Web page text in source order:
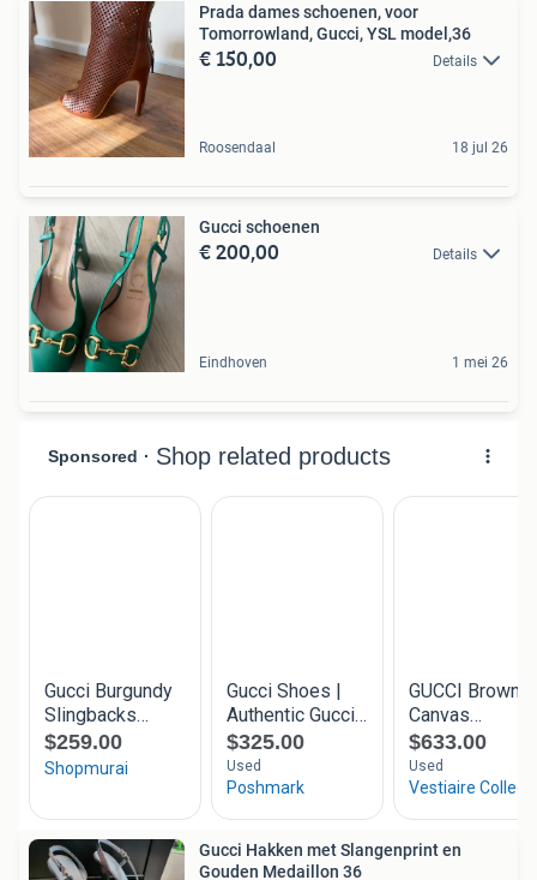
Prada dames schoenen, voor
Tomorrowland, Gucci, YSL model,36
€ 150,00 Details
Roosendaal 18 jul 26
Gucci schoenen
€ 200,00 Details
Eindhoven 1 mei 26
Gucci Hakken met Slangenprint en
Gouden Medaillon 36